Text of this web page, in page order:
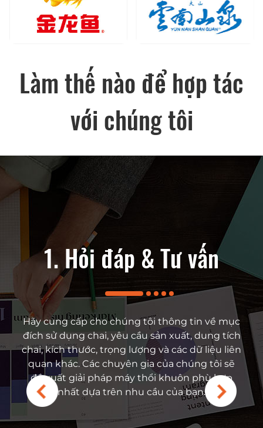
Làm thế nào để hợp tác
với chúng tôi
bán hàng
bị của bạn gặp sự cố
hệ ngay với các kỹ sư
tận hưởng dịch vụ
tôi cung cấp hỗ
dịch vụ tận nơi có tính
Kho phụ tùng của
các bộ phận có thể
đảm bảo phản hồi
1. Hỏi đáp & Tư vấn
Hãy cung cấp cho chúng tôi thông tin về mục
đích sử dụng chai, yêu cầu sản xuất, dung tích
chai, kích thước, trọng lượng và các dữ liệu liên
quan khác. Các chuyên gia của chúng tôi sẽ
đề xuất giải pháp máy thổi khuôn phù hợp
nhất dựa trên nhu cầu của bạn.
2. Giải
Dựa trên yêu cầu của
cấp giải pháp phù
thuật của máy thổi
thương hiệu phụ
phẩm cũng như